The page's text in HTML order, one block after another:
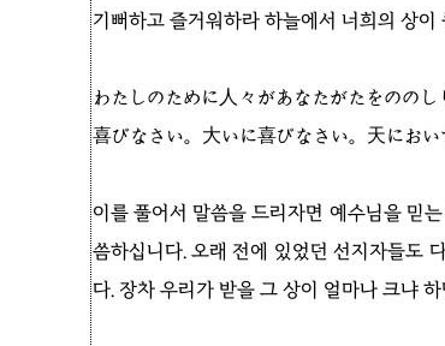
기뻐하고 즐거워하라 하늘에서 너희의 상
わたしのために人々があなたがたをのの
喜びなさい。大いに喜びなさい。天にお
이를 풀어서 말씀을 드리자면 예수님을 믿
씀하십니다. 오래 전에 있었던 선지자들도
다. 장차 우리가 받을 그 상이 얼마나 크냐